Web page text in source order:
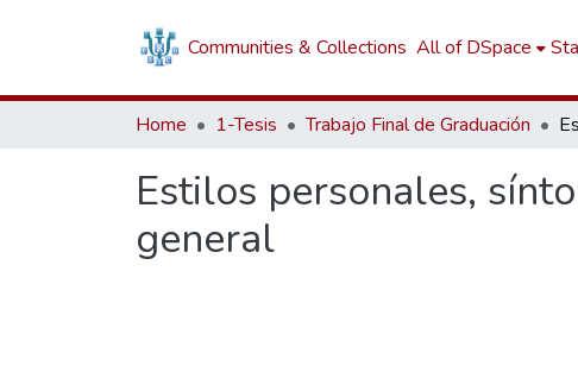
Communities & Collections All of DSpace
Home 1-Tesis Trabajo Final de Graduación
Estilos personales,
general